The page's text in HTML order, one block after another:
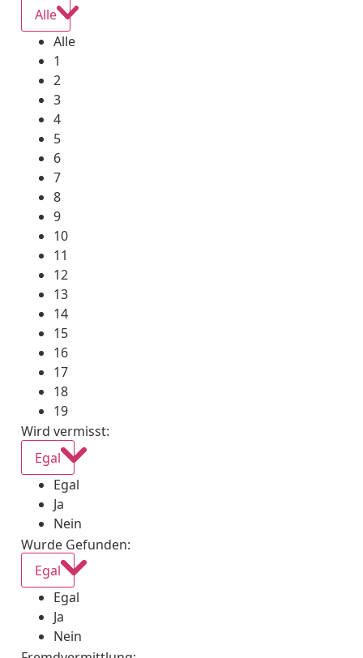
Alle
Alle
1
2
3
4
5
6
7
8
9
10
11
12
13
14
15
16
17
18
19
Wird vermisst:
Egal
Egal
Ja
Nein
Wurde Gefunden:
Egal
Egal
Ja
Nein